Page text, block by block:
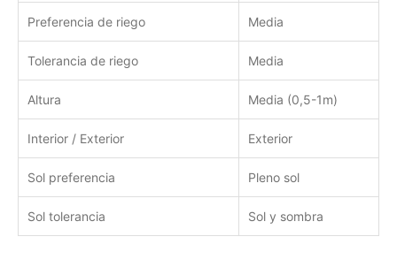
Preferencia de riego Media
Tolerancia de riego Media
Altura Media (0,5-1m)
Interior / Exterior Exterior
Sol preferencia Pleno sol
Sol tolerancia Sol y sombra